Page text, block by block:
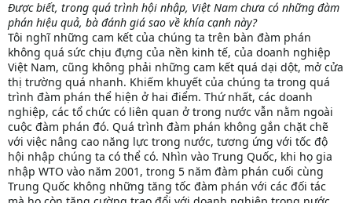
Được biết, trong quá trình hội nhập, Việt Nam chưa có những đàm
phán hiệu quả, bà đánh giá sao về khía cạnh này?
Tôi nghĩ những cam kết của chúng ta trên bàn đàm phán
không quá sức chịu đựng của nền kinh tế, của doanh nghiệp
Việt Nam, cũng không phải những cam kết quá dại dột, mở cửa
thị trường quá nhanh. Khiếm khuyết của chúng ta trong quá
trình đàm phán thể hiện ở hai điểm. Thứ nhất, các doanh
nghiệp, các tổ chức có liên quan ở trong nước vẫn nằm ngoài
cuộc đàm phán đó. Quá trình đàm phán không gắn chặt chẽ
với việc nâng cao năng lực trong nước, tương ứng với tốc độ
hội nhập chúng ta có thể có. Nhìn vào Trung Quốc, khi họ gia
nhập WTO vào năm 2001, trong 5 năm đàm phán cuối cùng
Trung Quốc không những tăng tốc đàm phán với các đối tác